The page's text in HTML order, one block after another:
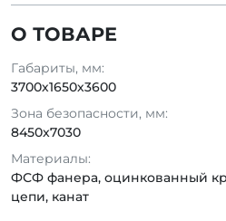
О ТОВАРЕ
Габариты, мм:
3700х1650х3600
Зона безопасности, мм:
8450x7030
Материалы:
ФСФ фанера, оцинкованный
цепи, канат